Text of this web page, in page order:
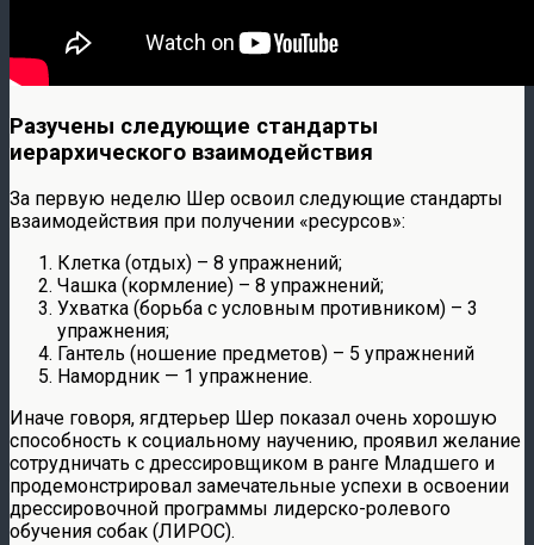
Разучены следующие стандарты
иерархического взаимодействия
За первую неделю Шер освоил следующие стандарты
взаимодействия при получении «ресурсов»:
Клетка (отдых) – 8 упражнений;
Чашка (кормление) – 8 упражнений;
Ухватка (борьба с условным противником) – 3
упражнения;
Гантель (ношение предметов) – 5 упражнений
Намордник — 1 упражнение.
Иначе говоря, ягдтерьер Шер показал очень хорошую
способность к социальному научению, проявил желание
сотрудничать с дрессировщиком в ранге Младшего и
продемонстрировал замечательные успехи в освоении
дрессировочной программы лидерско-ролевого
обучения собак (ЛИРОС).